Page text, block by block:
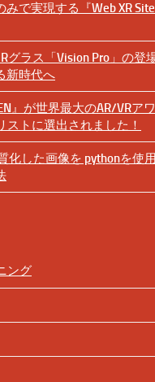
で実現する『Web XR
グラス「Vision Pro」の登
新時代へ
』が世界最大のAR/VRア
ストに選出されました！
化した画像を pythonを使
ング